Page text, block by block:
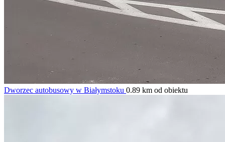
Dworzec autobusowy w Białymstoku 0.89 km od obiektu